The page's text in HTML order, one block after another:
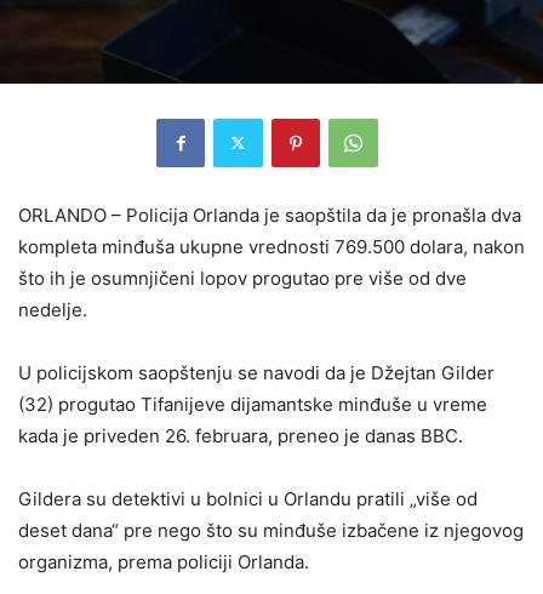
ORLANDO – Policija Orlanda je saopštila da je pronašla dva
kompleta minđuša ukupne vrednosti 769.500 dolara, nakon
što ih je osumnjičeni lopov progutao pre više od dve
nedelje.
U policijskom saopštenju se navodi da je Džejtan Gilder
(32) progutao Tifanijeve dijamantske minđuše u vreme
kada je priveden 26. februara, preneo je danas BBC.
Gildera su detektivi u bolnici u Orlandu pratili „više od
deset dana“ pre nego što su minđuše izbačene iz njegovog
organizma, prema policiji Orlanda.